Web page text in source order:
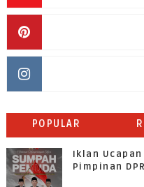
POPULAR
Iklan Ucapan
Pimpinan